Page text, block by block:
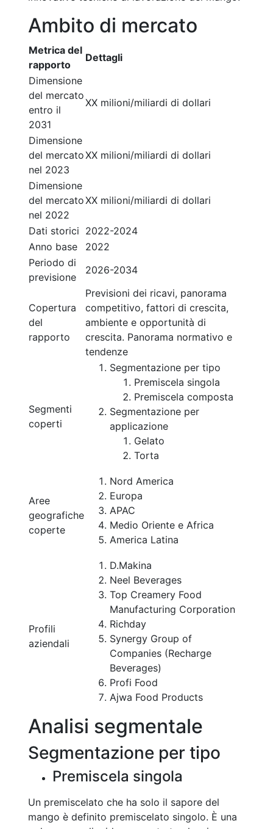
Ambito di mercato
Metrica del
rapporto
Dettagli
Dimensione
del mercato
entro il
2031
XX milioni/miliardi di dollari
Dimensione
del mercato
nel 2023
XX milioni/miliardi di dollari
Dimensione
del mercato
nel 2022
XX milioni/miliardi di dollari
Dati storici 2022-2024
Anno base
2022
Periodo di
previsione
2026-2034
Copertura
del
rapporto
Previsioni dei ricavi, panorama
competitivo, fattori di crescita,
ambiente e opportunità di
crescita. Panorama normativo e
tendenze
Segmenti
coperti
Segmentazione per tipo
Premiscela singola
Premiscela composta
Segmentazione per
applicazione
Gelato
Torta
Aree
geografiche
coperte
Nord America
Europa
APAC
Medio Oriente e Africa
America Latina
Profili
aziendali
D.Makina
Neel Beverages
Top Creamery Food
Manufacturing Corporation
Richday
Synergy Group of
Companies (Recharge
Beverages)
Profi Food
Ajwa Food Products
Analisi segmentale
Segmentazione per tipo
Premiscela singola
Un premiscelato che ha solo il sapore del
mango è definito premiscelato singolo. È una